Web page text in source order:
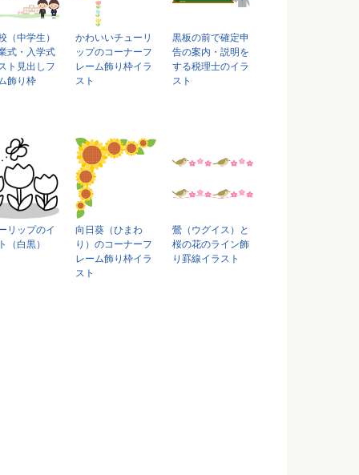
（中学生）
式・入学式
ト見出しフ
飾り枠
かわいいチューリ
ップのコーナーフ
レーム飾り枠イラ
スト
黒板の前で確定申
告の案内・説明を
する税理士のイラ
スト
リップのイ
（白黒）
向日葵（ひまわ
り）のコーナーフ
レーム飾り枠イラ
スト
鶯（ウグイス）と
桜の花のライン飾
り罫線イラスト